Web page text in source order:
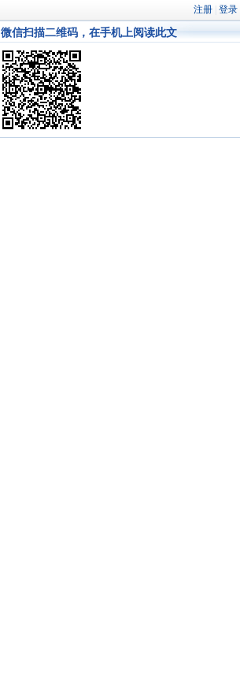
微信扫描二维码，在手机上阅读此文